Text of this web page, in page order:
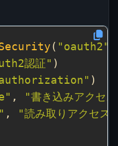
( "oauth2"
認証"
,
"書き込みアクセ
,
"読み取りアクセス"